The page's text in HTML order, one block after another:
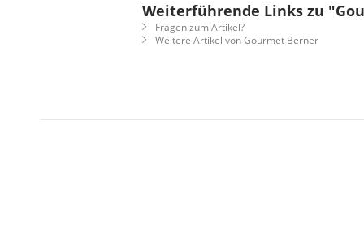
Weiterführende Links zu
Fragen zum Artikel?
Weitere Artikel von Gourmet Berner